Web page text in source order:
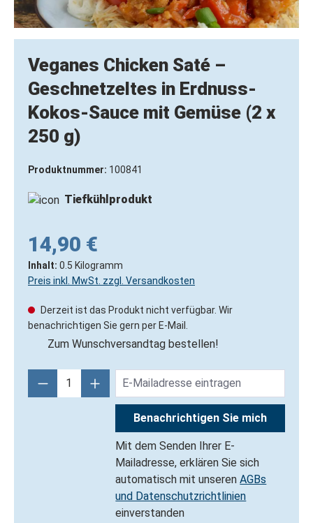
Veganes Chicken Saté –
Geschnetzeltes in Erdnuss-
Kokos-Sauce mit Gemüse (2 x
250 g)
Produktnummer: 100841
Tiefkühlprodukt
14,90 €
Inhalt: 0.5 Kilogramm
Preis inkl. MwSt. zzgl. Versandkosten
Derzeit ist das Produkt nicht verfügbar. Wir
benachrichtigen Sie gern per E-Mail.
Zum Wunschversandtag bestellen!
Benachrichtigen Sie mich
Mit dem Senden Ihrer E-
Mailadresse, erklären Sie sich
automatisch mit unserenAGBs
und Datenschutzrichtlinien
einverstanden